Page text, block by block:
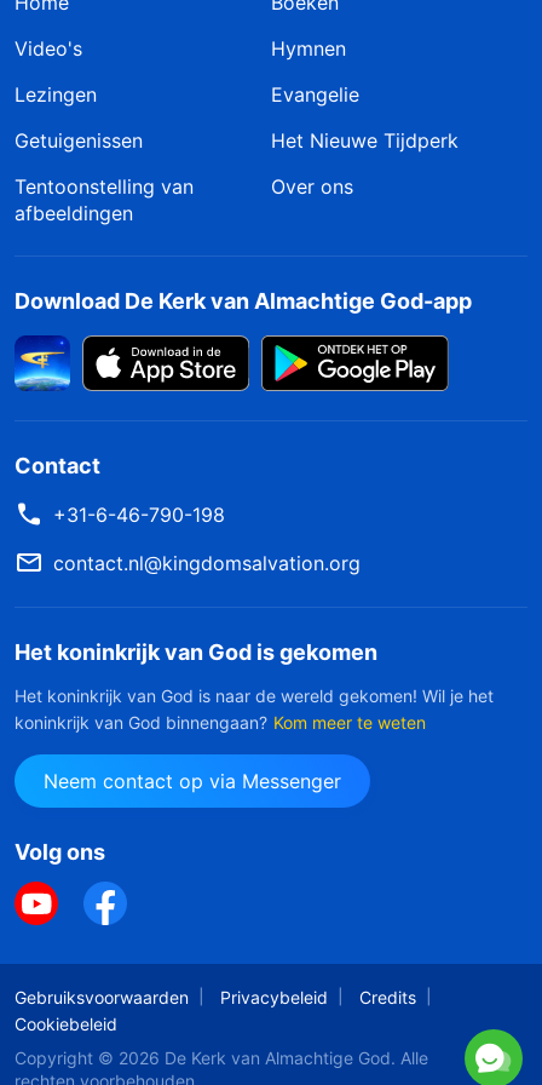
Video's
Hymnen
Lezingen
Evangelie
Getuigenissen
Het Nieuwe Tijdperk
Tentoonstelling van
afbeeldingen
Over ons
Download De Kerk van Almachtige God-app
Contact
+31-6-46-790-198
contact.nl@kingdomsalvation.org
Het koninkrijk van God is gekomen
Het koninkrijk van God is naar de wereld gekomen! Wil je het
koninkrijk van God binnengaan? Kom meer te weten
Neem contact op via Messenger
Volg ons
Gebruiksvoorwaarden Privacybeleid
Credits
Cookiebeleid
Copyright © 2026 De Kerk van Almachtige God. Alle
rechten voorbehouden.